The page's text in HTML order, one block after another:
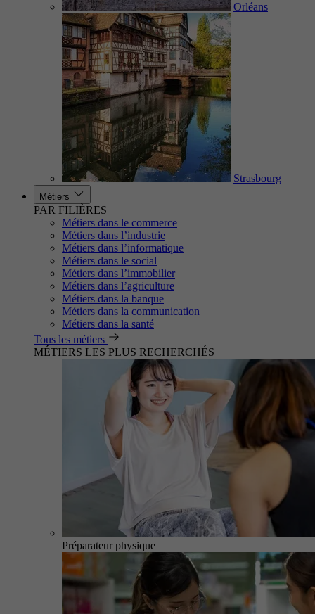
Orléans
Strasbourg
Métiers
PAR FILIÈRES
Métiers dans le commerce
Métiers dans l’industrie
Métiers dans l’informatique
Métiers dans le social
Métiers dans l’immobilier
Métiers dans l’agriculture
Métiers dans la banque
Métiers dans la communication
Métiers dans la santé
Tous les métiers
MÉTIERS LES PLUS RECHERCHÉS
Préparateur physique